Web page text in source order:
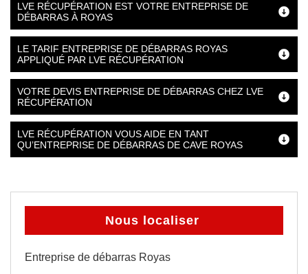
LVE RÉCUPÉRATION EST VOTRE ENTREPRISE DE
DÉBARRAS À ROYAS
LE TARIF ENTREPRISE DE DÉBARRAS ROYAS
APPLIQUÉ PAR LVE RÉCUPÉRATION
VOTRE DEVIS ENTREPRISE DE DÉBARRAS CHEZ LVE
RÉCUPÉRATION
LVE RÉCUPÉRATION VOUS AIDE EN TANT
QU’ENTREPRISE DE DÉBARRAS DE CAVE ROYAS
Nous localiser
Entreprise de débarras Royas